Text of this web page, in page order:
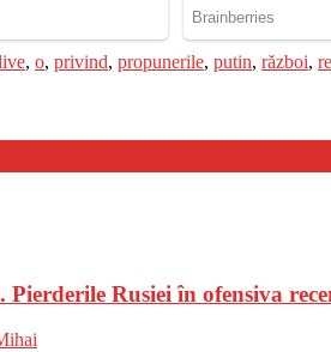
, o, privind, propunerile, putin, război,
Rusiei în ofensiva